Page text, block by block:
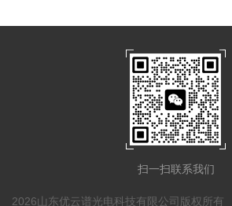
扫一扫联系我们
2026山东优云谱光电科技有限公司版权所有